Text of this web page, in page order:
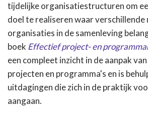
tijdelijke organisatiestructuren om
doel te realiseren waar verschillende
organisaties in de samenleving
boek Effectief project- en
een compleet inzicht in de aanpak
projecten en programma's en is
uitdagingen die zich in de praktijk
aangaan.